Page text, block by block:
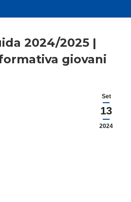
2024/2025 |
giovani
Set
13
2024